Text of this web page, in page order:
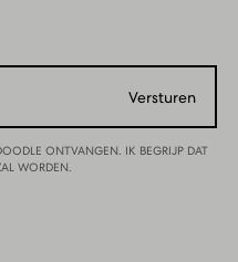
Versturen
ONTVANGEN. IK BEGRIJP DAT
WORDEN.